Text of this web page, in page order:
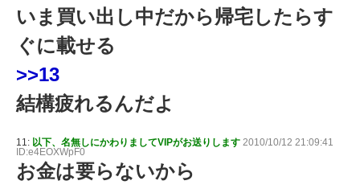
いま買い出し中だから帰宅したらす
ぐに載せる
>>13
結構疲れるんだよ
11: 以下、名無しにかわりましてVIPがお送りします 2010/10/12 21:09:41
ID:e4EOXWpF0
お金は要らないから